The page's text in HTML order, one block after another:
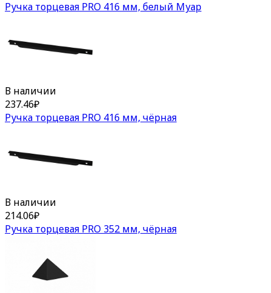
Ручка торцевая PRO 416 мм, белый Муар
В наличии
237.46₽
Ручка торцевая PRO 416 мм, чёрная
В наличии
214.06₽
Ручка торцевая PRO 352 мм, чёрная